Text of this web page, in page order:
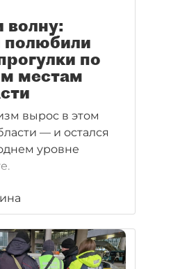
волну:
полюбили
по
местам
вырос в этом
— и остался
уровне